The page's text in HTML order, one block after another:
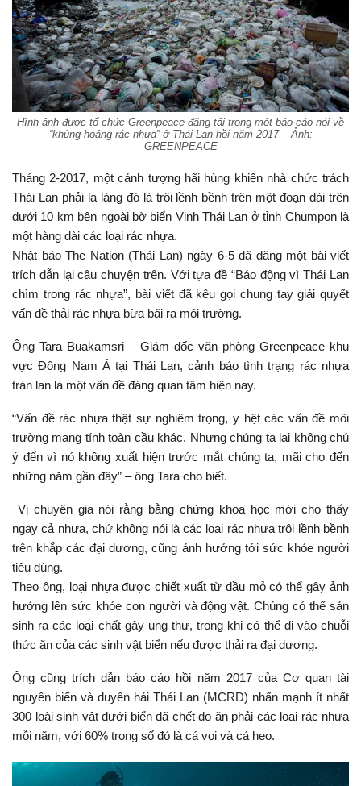
Hình ảnh được tổ chức Greenpeace đăng tải trong một báo cáo nói về
“khủng hoảng rác nhựa” ở Thái Lan hồi năm 2017 – Ảnh:
GREENPEACE
Tháng 2-2017, một cảnh tượng hãi hùng khiến nhà chức trách
Thái Lan phải la làng đó là trôi lềnh bềnh trên một đoạn dài trên
dưới 10 km bên ngoài bờ biển Vịnh Thái Lan ở tỉnh Chumpon là
một hàng dài các loại rác nhựa.
Nhật báo The Nation (Thái Lan) ngày 6-5 đã đăng một bài viết
trích dẫn lại câu chuyện trên. Với tựa đề “Báo động vì Thái Lan
chìm trong rác nhựa”, bài viết đã kêu gọi chung tay giải quyết
vấn đề thải rác nhựa bừa bãi ra môi trường.
Ông Tara Buakamsri – Giám đốc văn phòng Greenpeace khu
vực Đông Nam Á tại Thái Lan, cảnh báo tình trạng rác nhựa
tràn lan là một vấn đề đáng quan tâm hiện nay.
“Vấn đề rác nhựa thật sự nghiêm trọng, y hệt các vấn đề môi
trường mang tính toàn cầu khác. Nhưng chúng ta lại không chú
ý đến vì nó không xuất hiện trước mắt chúng ta, mãi cho đến
những năm gần đây” – ông Tara cho biết.
Vị chuyên gia nói rằng bằng chứng khoa học mới cho thấy
ngay cả nhựa, chứ không nói là các loại rác nhựa trôi lềnh bềnh
trên khắp các đại dương, cũng ảnh hưởng tới sức khỏe người
tiêu dùng.
Theo ông, loại nhựa được chiết xuất từ dầu mỏ có thể gây ảnh
hưởng lên sức khỏe con người và động vật. Chúng có thể sản
sinh ra các loại chất gây ung thư, trong khi có thể đi vào chuỗi
thức ăn của các sinh vật biển nếu được thải ra đại dương.
Ông cũng trích dẫn báo cáo hồi năm 2017 của Cơ quan tài
nguyên biển và duyên hải Thái Lan (MCRD) nhấn mạnh ít nhất
300 loài sinh vật dưới biển đã chết do ăn phải các loại rác nhựa
mỗi năm, với 60% trong số đó là cá voi và cá heo.